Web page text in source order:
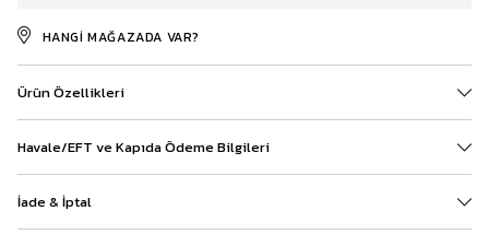
HANGI MAĞAZADA VAR?
Ürün Özellikleri
Havale/EFT ve Kapıda Ödeme Bilgileri
İade & İptal